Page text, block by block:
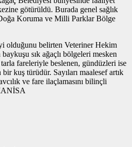
götürüldü. Burada genel sağlık
Koruma ve Milli Parklar Bölge
olduğunu belirten Veteriner Hekim
sık ağaçlı bölgeleri mesken
fareleriyle beslenen, gündüzleri ise
kuş türüdür. Sayıları maalesef artık
ve fare ilaçlamasını bilinçli